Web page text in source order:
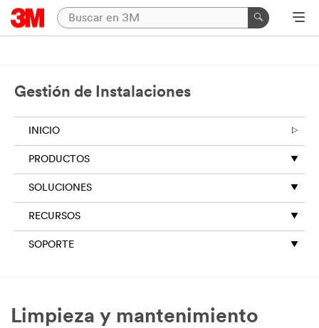
Gestión de Instalaciones
INICIO
PRODUCTOS
SOLUCIONES
RECURSOS
SOPORTE
Limpieza y mantenimiento